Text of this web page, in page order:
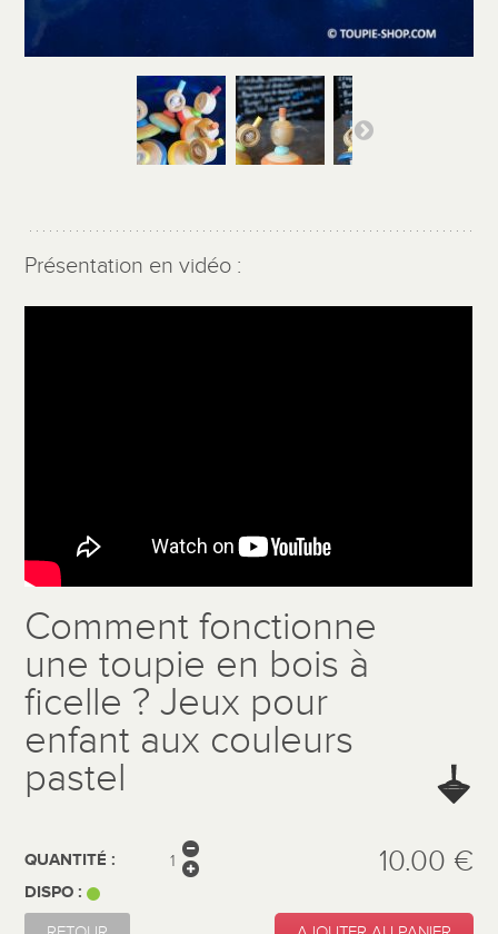
Présentation en vidéo :
Comment fonctionne
une toupie en bois à
ficelle ? Jeux pour
enfant aux couleurs
pastel
QUANTITÉ :
DISPO :
10.00 €